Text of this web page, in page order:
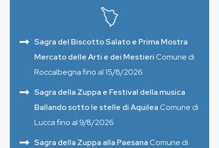
Sagra del Biscotto Salato e Prima Mostra
Mercato delle Arti e dei MestieriComune di
Roccalbegna fino al 15/8/2026
Sagra della Zuppa e Festival della musica
Ballando sotto le stelle di AquileaComune di
Lucca fino al 9/8/2026
Sagra della Zuppa alla PaesanaComune di